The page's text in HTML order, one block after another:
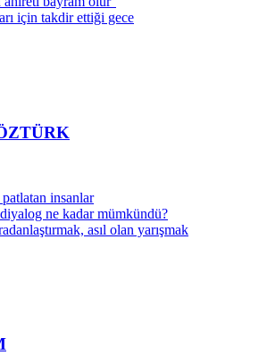
için takdir ettiği gece
insanlar
ne kadar mümkündü?
asıl olan yarışmak